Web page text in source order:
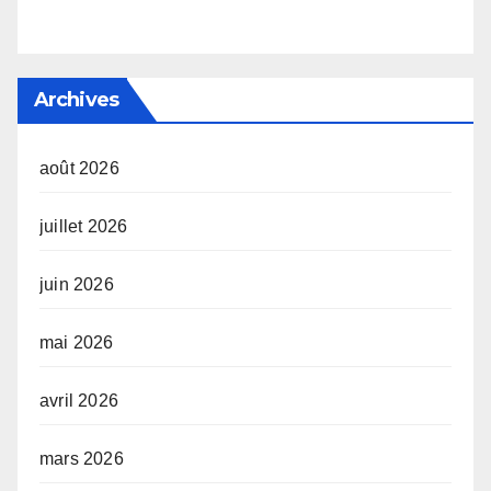
Archives
août 2026
juillet 2026
juin 2026
mai 2026
avril 2026
mars 2026